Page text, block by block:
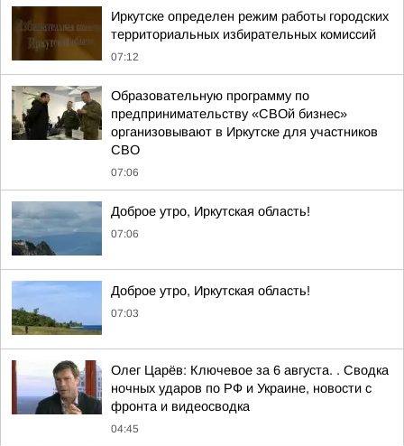
Иркутске определен режим работы городских
территориальных избирательных комиссий
07:12
Образовательную программу по
предпринимательству «СВОй бизнес»
организовывают в Иркутске для участников
СВО
07:06
Доброе утро, Иркутская область!
07:06
Доброе утро, Иркутская область!
07:03
Олег Царёв: Ключевое за 6 августа. . Сводка
ночных ударов по РФ и Украине, новости с
фронта и видеосводка
04:45